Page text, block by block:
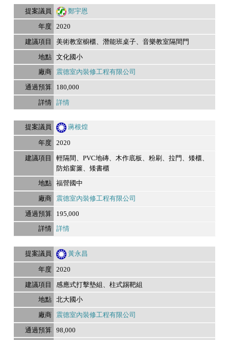
鄭宇恩
2020
美術教室櫥櫃、潛能班桌子、音樂教室隔間門
文化國小
震德室內裝修工程有限公司
180,000
詳情
蔣根煌
2020
輕隔間、PVC地磚、木作底板、粉刷、拉門、矮櫃、
防焰窗簾、矮書櫃
福營國中
震德室內裝修工程有限公司
195,000
詳情
黃永昌
2020
感應式打擊墊組、柱式踢靶組
北大國小
震德室內裝修工程有限公司
98,000